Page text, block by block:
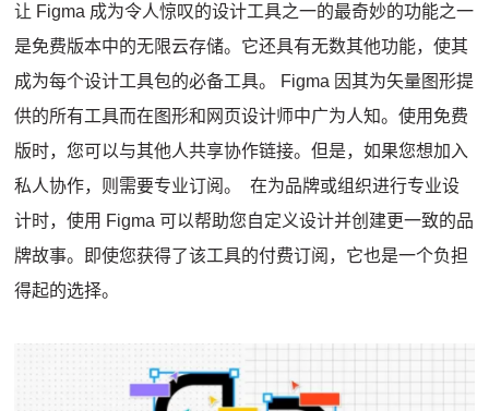
让 Figma 成为令人惊叹的设计工具之一的最奇妙的功能之一
是免费版本中的无限云存储。它还具有无数其他功能，使其
成为每个设计工具包的必备工具。 Figma 因其为矢量图形提
供的所有工具而在图形和网页设计师中广为人知。使用免费
版时，您可以与其他人共享协作链接。但是，如果您想加入
私人协作，则需要专业订阅。 在为品牌或组织进行专业设
计时，使用 Figma 可以帮助您自定义设计并创建更一致的品
牌故事。即使您获得了该工具的付费订阅，它也是一个负担
得起的选择。